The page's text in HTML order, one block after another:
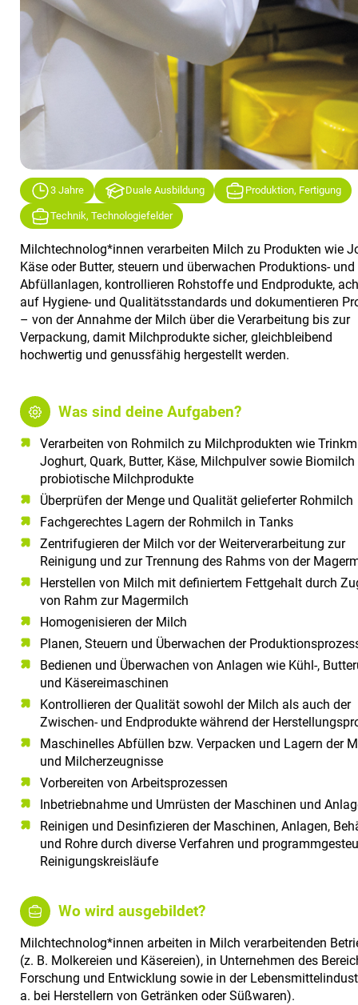
3 Jahre Duale Ausbildung Produktion, Fertigung
Technik, Technologiefelder
Milchtechnolog*innen verarbeiten Milch zu Produkten wie
Käse oder Butter, steuern und überwachen Produktions- und
Abfüllanlagen, kontrollieren Rohstoffe und Endprodukte,
auf Hygiene- und Qualitätsstandards und dokumentieren
– von der Annahme der Milch über die Verarbeitung bis zur
Verpackung, damit Milchprodukte sicher, gleichbleibend
hochwertig und genussfähig hergestellt werden.
Was sind deine Aufgaben?
Verarbeiten von Rohmilch zu Milchprodukten wie
Joghurt, Quark, Butter, Käse, Milchpulver sowie
probiotische Milchprodukte
Überprüfen der Menge und Qualität gelieferter Rohmilch
Fachgerechtes Lagern der Rohmilch in Tanks
Zentrifugieren der Milch vor der Weiterverarbeitung zur
Reinigung und zur Trennung des Rahms von der
Herstellen von Milch mit definiertem Fettgehalt durch
von Rahm zur Magermilch
Homogenisieren der Milch
Planen, Steuern und Überwachen der
Bedienen und Überwachen von Anlagen wie Kühl-,
und Käsereimaschinen
Kontrollieren der Qualität sowohl der Milch als auch der
Zwischen- und Endprodukte während der
Maschinelles Abfüllen bzw. Verpacken und Lagern der
und Milcherzeugnisse
Vorbereiten von Arbeitsprozessen
Inbetriebnahme und Umrüsten der Maschinen und
Reinigen und Desinfizieren der Maschinen, Anlagen,
und Rohre durch diverse Verfahren und
Reinigungskreisläufe
Wo wird ausgebildet?
Milchtechnolog*innen arbeiten in Milch verarbeitenden
(z. B. Molkereien und Käsereien), in Unternehmen des
Forschung und Entwicklung sowie in der
a. bei Herstellern von Getränken oder Süßwaren).